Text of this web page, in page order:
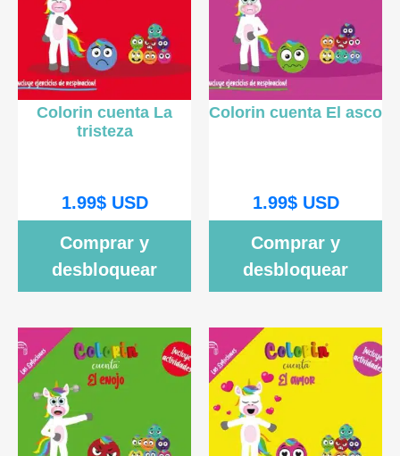
Colorin cuenta La
tristeza
1.99$USD
Comprar y
desbloquear
Colorin cuenta El asco
1.99$USD
Comprar y
desbloquear